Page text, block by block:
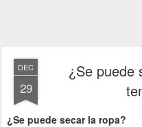
DEC
29
¿Se puede
¿Se puede secar la ropa?